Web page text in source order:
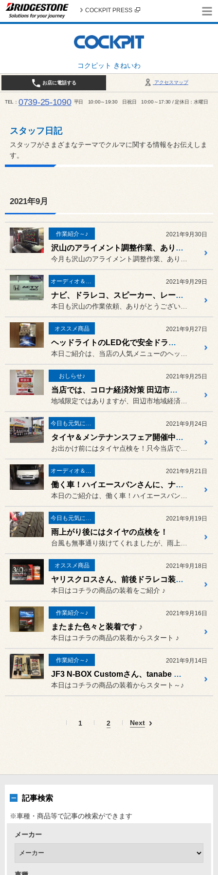
コクピット きねいわ
COCKPIT PRESS
アクセスマップ
お店に電話する
TEL 0739-25-1090 平日 10:00～19:30 日祝日 10:00～17:30 / 定休日：水曜日
スタッフ日記
スタッフがさまざまなテーマでクルマに関する情報をお伝えしま
す。
2021年9月
作業紹介～♪ 2021年9月30日
沢山のアライメント調整作業、ありがとうございました ♪
オーディオ＆ナビゲーション 2021年9月29日
ナビ、ドラレコ、スピーカー、レーダー ♪ お気軽にご相談を～♪
オススメ商品 2021年9月27日
ヘッドライトのLED化で安全ドライブ ♪
おしらせ♪ 2021年9月25日
当店では、コロナ経済対策 田辺市地域経済応援商品券の利用が可能です ♪
今日も元気に営業中～♪ 2021年9月24日
タイヤ＆メンテナンスフェア開催中です ♪
オーディオ＆ナビゲーション 2021年9月21日
働く車！ハイエースバンさんに、ナビ＆ドラレコ＆ETCの３点セット装着です ♪
今日も元気に営業中～♪ 2021年9月19日
雨上がり後にはタイヤの点検を！
オススメ商品 2021年9月18日
ヤリスクロスさん、前後ドラレコ装着です ♪
本日はコチラの商品の装着をご紹介 ♪
作業紹介～♪ 2021年9月16日
またまた色々と装着です ♪
本日はコチラの商品の装着からスタート ♪
作業紹介～♪ 2021年9月14日
JF3 N-BOX Customさん、tanabe SUSTEC PRO ZT40 車高調装着です ♪
本日はコチラの商品の装着からスタート～♪
1 2 Next
記事検索
※車種・商品等で記事の検索ができます
メーカー